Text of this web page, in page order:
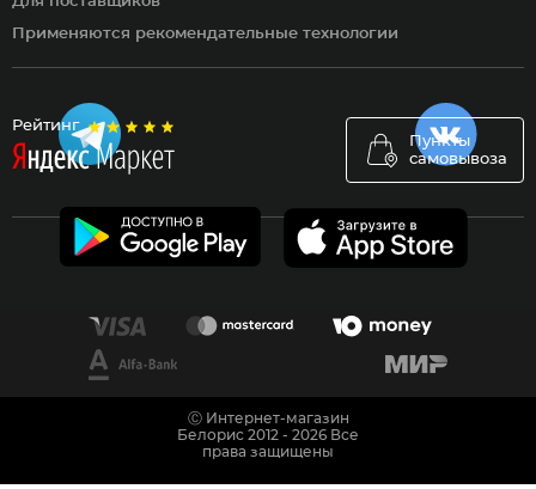
Рейтинг
Пункты
самовывоза
Применяются рекомендательные технологии
Ⓒ Интернет-магазин
Белорис 2012 - 2026 Все
права защищены